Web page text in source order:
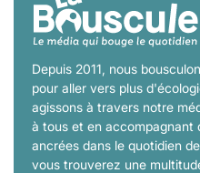
Depuis 2011, nous
pour aller vers plus
agissons à travers notre
à tous et en accompagnant
ancrées dans le quotidien
vous trouverez une